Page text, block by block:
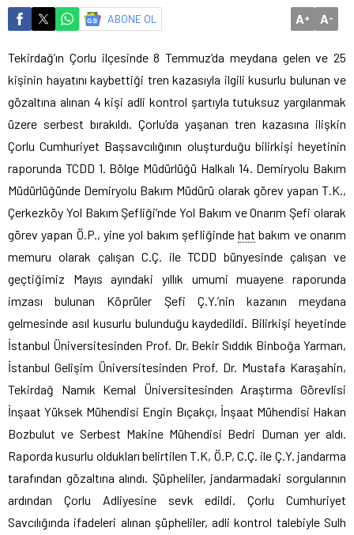
ABONE OL A+ A-
Tekirdağ’ın Çorlu ilçesinde 8 Temmuz’da meydana gelen ve 25
kişinin hayatını kaybettiği tren kazasıyla ilgili kusurlu bulunan ve
gözaltına alınan 4 kişi adli kontrol şartıyla tutuksuz yargılanmak
üzere serbest bırakıldı. Çorlu’da yaşanan tren kazasına ilişkin
Çorlu Cumhuriyet Başsavcılığının oluşturduğu bilirkişi heyetinin
raporunda TCDD 1. Bölge Müdürlüğü Halkalı 14. Demiryolu Bakım
Müdürlüğünde Demiryolu Bakım Müdürü olarak görev yapan T.K.,
Çerkezköy Yol Bakım Şefliği’nde Yol Bakım ve Onarım Şefi olarak
görev yapan Ö.P., yine yol bakım şefliğindehat bakım ve onarım
memuru olarak çalışan C.Ç. ile TCDD bünyesinde çalışan ve
geçtiğimiz Mayıs ayındaki yıllık umumi muayene raporunda
imzası bulunan Köprüler Şefi Ç.Y.’nin kazanın meydana
gelmesinde asıl kusurlu bulunduğu kaydedildi. Bilirkişi heyetinde
İstanbul Üniversitesinden Prof. Dr. Bekir Sıddık Binboğa Yarman,
İstanbul Gelişim Üniversitesinden Prof. Dr. Mustafa Karaşahin,
Tekirdağ Namık Kemal Üniversitesinden Araştırma Görevlisi
İnşaat Yüksek Mühendisi Engin Bıçakçı, İnşaat Mühendisi Hakan
Bozbulut ve Serbest Makine Mühendisi Bedri Duman yer aldı.
Raporda kusurlu oldukları belirtilen T.K, Ö.P, C.Ç. ile Ç.Y. jandarma
tarafından gözaltına alındı. Şüpheliler, jandarmadaki sorgularının
ardından Çorlu Adliyesine sevk edildi. Çorlu Cumhuriyet
Savcılığında ifadeleri alınan şüpheliler, adli kontrol talebiyle Sulh